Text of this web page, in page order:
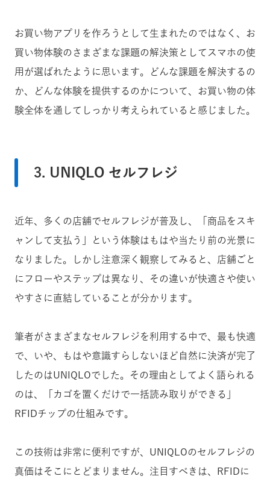
お買い物アプリを作ろうとして生まれたのではなく、お
買い物体験のさまざまな課題の解決策としてスマホの使
用が選ばれたように思います。どんな課題を解決するの
か、どんな体験を提供するのかについて、お買い物の体
験全体を通してしっかり考えられていると感じました。
3. UNIQLO セルフレジ
近年、多くの店舗でセルフレジが普及し、「商品をスキ
ャンして支払う」という体験はもはや当たり前の光景に
なりました。しかし注意深く観察してみると、店舗ごと
にフローやステップは異なり、その違いが快適さや使い
やすさに直結していることが分かります。
筆者がさまざまなセルフレジを利用する中で、最も快適
で、いや、もはや意識すらしないほど自然に決済が完了
したのはUNIQLOでした。その理由としてよく語られる
のは、「カゴを置くだけで一括読み取りができる」
RFIDチップの仕組みです。
この技術は非常に便利ですが、UNIQLOのセルフレジの
真価はそこにとどまりません。注目すべきは、RFIDに